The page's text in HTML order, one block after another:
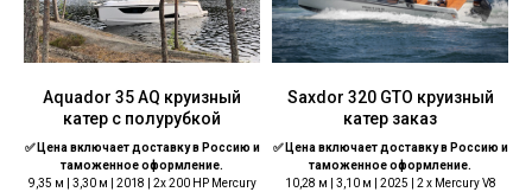
Aquador 35 AQ круизный
катер с полурубкой
✅ Цена включает доставку в Россию и
таможенное оформление.
9,35 м | 3,30 м | 2018 | 2x 200 HP Mercury
Saxdor 320 GTO круизный
катер заказ
✅ Цена включает доставку в Россию и
таможенное оформление.
10,28 м | 3,10 м | 2025 | 2 x Mercury V8